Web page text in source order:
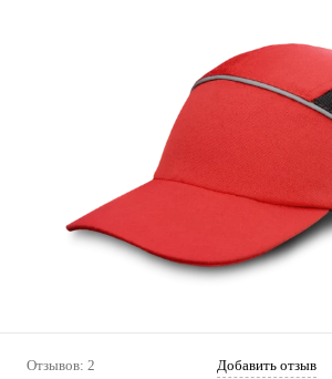
Отзывов: 2 Добавить отзыв